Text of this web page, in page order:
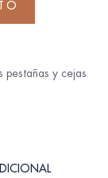
pestañas y cejas